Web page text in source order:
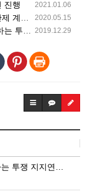
2021.01.06
진행
2020.05.15
제 퇴거
2019.12.29
월 27일
투쟁 지지연…